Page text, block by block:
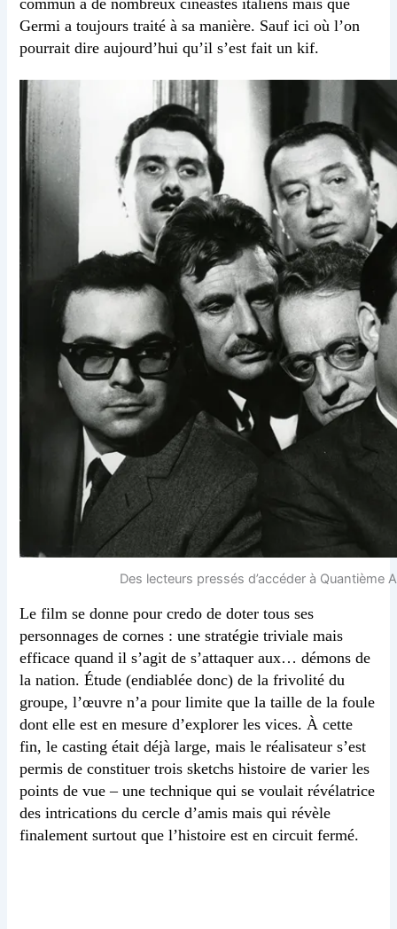
Germi a toujours traité à sa manière. Sauf ici où l’on
pourrait dire aujourd’hui qu’il s’est fait un kif.
Des lecteurs pressés d’accéder à Quantième
Le film se donne pour credo de doter tous ses
personnages de cornes : une stratégie triviale mais
efficace quand il s’agit de s’attaquer aux… démons de
la nation. Étude (endiablée donc) de la frivolité du
groupe, l’œuvre n’a pour limite que la taille de la foule
dont elle est en mesure d’explorer les vices. À cette
fin, le casting était déjà large, mais le réalisateur s’est
permis de constituer trois sketchs histoire de varier les
points de vue – une technique qui se voulait révélatrice
des intrications du cercle d’amis mais qui révèle
finalement surtout que l’histoire est en circuit fermé.